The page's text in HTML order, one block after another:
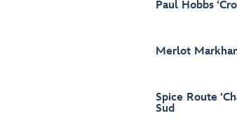
Paul Hobbs
Merlot
Spice Route
Sud